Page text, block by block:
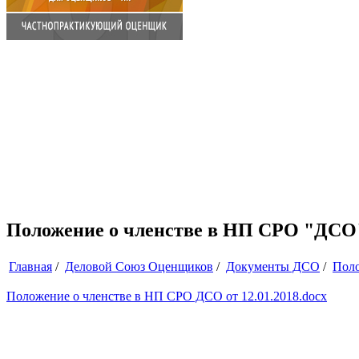
Положение о членстве в НП СРО
Главная / Деловой Союз Оценщиков / Документы ДСО /
Положение о членстве в НП СРО ДСО от 12.01.2018.docx